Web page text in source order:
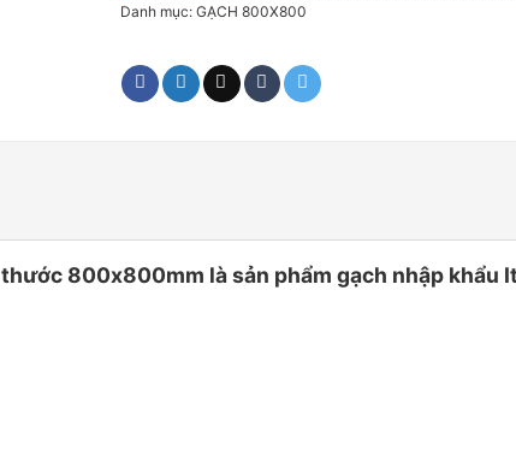
Danh mục: GẠCH 800X800
800x800mm là sản phẩm gạch nhập khẩu